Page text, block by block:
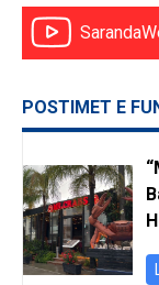
POSTIMET E